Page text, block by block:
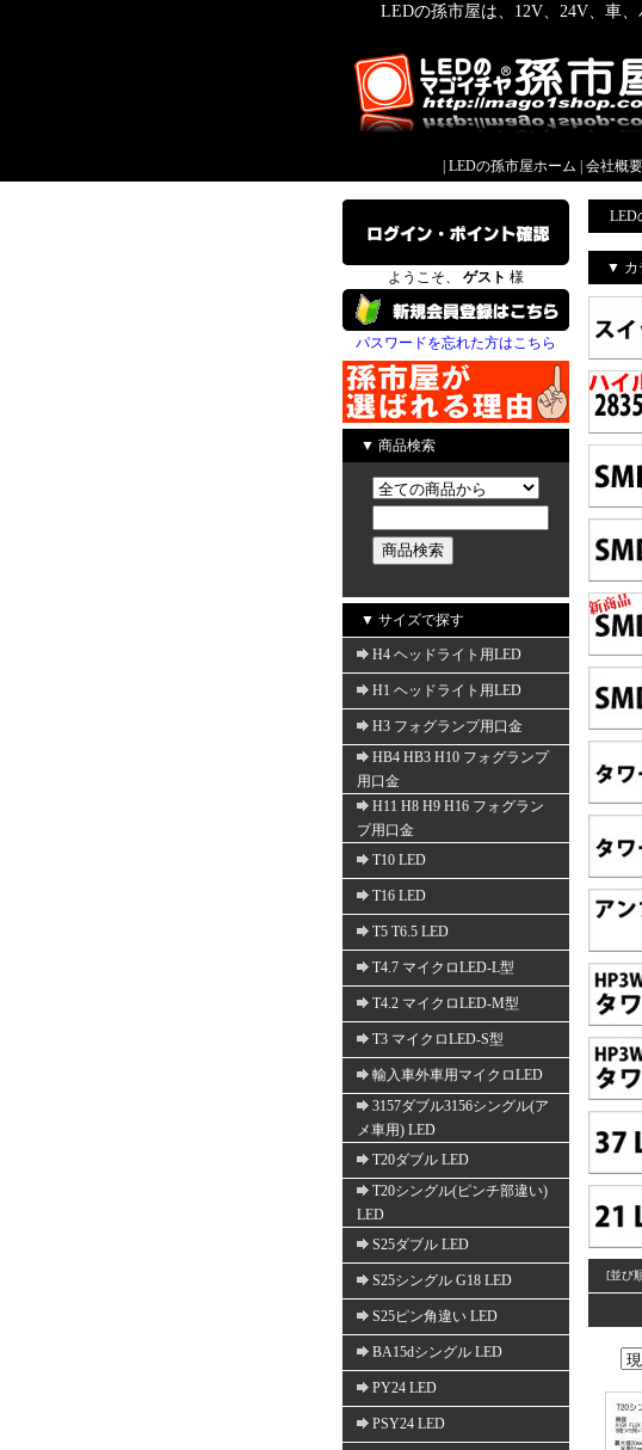
LEDの孫市屋は、12V、24V、車
LEDの孫市屋ホーム 会社概要
ようこそ、 ゲスト 様
パスワードを忘れた方はこちら
▼ 商品検索
▼ サイズで探す
H4 ヘッドライト用LED
H1 ヘッドライト用LED
H3 フォグランプ用口金
HB4 HB3 H10 フォグランプ
用口金
H11 H8 H9 H16 フォグラン
プ用口金
T10 LED
T16 LED
T5 T6.5 LED
T4.7 マイクロLED-L型
T4.2 マイクロLED-M型
T3 マイクロLED-S型
輸入車外車用マイクロLED
3157ダブル3156シングル(ア
メ車用) LED
T20ダブル LED
T20シングル(ピンチ部違い)
LED
S25ダブル LED
S25シングル G18 LED
S25ピン角違い LED
BA15dシングル LED
PY24 LED
PSY24 LED
LED
▼ カ
[並び